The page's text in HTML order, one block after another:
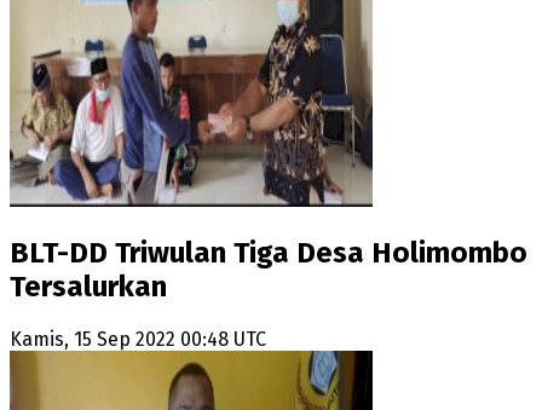
BLT-DD Triwulan Tiga Desa Holimombo
Tersalurkan
Kamis, 15 Sep 2022 00:48 UTC